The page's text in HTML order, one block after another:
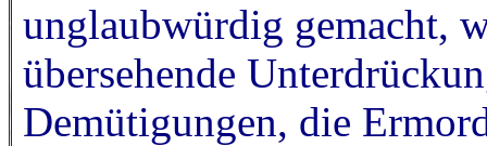
unglaubwürdig gemacht,
übersehende
Demütigungen, die